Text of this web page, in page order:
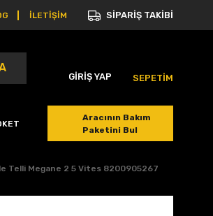
İLETİŞİM SİPARİŞ TAKİBİ
GİRİŞ YAP SEPETİM
Aracının Bakım
Paketini Bul
Telli Megane 2 5 Vites 8200905267